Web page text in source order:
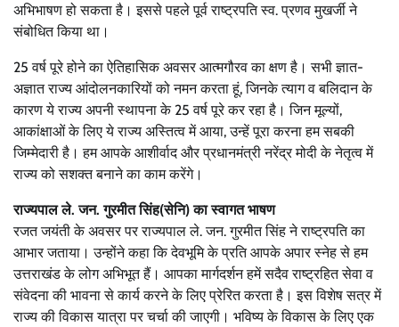
अभिभाषण हो सकता है। इससे पहले पूर्व राष्ट्रपति स्व. प्रणव मुखर्जी ने
संबोधित किया था।
25 वर्ष पूरे होने का ऐतिहासिक अवसर आत्मगौरव का क्षण है। सभी ज्ञात-
अज्ञात राज्य आंदोलनकारियों को नमन करता हूं, जिनके त्याग व बलिदान के
कारण ये राज्य अपनी स्थापना के 25 वर्ष पूरे कर रहा है। जिन मूल्यों,
आकांक्षाओं के लिए ये राज्य अस्तित्व में आया, उन्हें पूरा करना हम सबकी
जिम्मेदारी है। हम आपके आशीर्वाद और प्रधानमंत्री नरेंद्र मोदी के नेतृत्व में
राज्य को सशक्त बनाने का काम करेंगे।
राज्यपाल ले. जन. गुरमीत सिंह(सेनि) का स्वागत भाषण
रजत जयंती के अवसर पर राज्यपाल ले. जन. गुरमीत सिंह ने राष्ट्रपति का
आभार जताया। उन्होंने कहा कि देवभूमि के प्रति आपके अपार स्नेह से हम
उत्तराखंड के लोग अभिभूत हैं। आपका मार्गदर्शन हमें सदैव राष्ट्रहित सेवा व
संवेदना की भावना से कार्य करने के लिए प्रेरित करता है। इस विशेष सत्र में
राज्य की विकास यात्रा पर चर्चा की जाएगी। भविष्य के विकास के लिए एक